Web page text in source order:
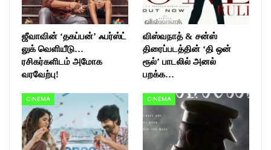
ஜீவாவின் ‘தகப்பன்’ ஃபர்ஸ்ட்
லுக் வெளியீடு…
ரசிகர்களிடம் அமோக
வரவேற்பு!
விஸ்வநாத் & சன்ஸ்
திரைப்படத்தின் ‘தி ஒன்
ரூல்’ பாடலில் அனல்
பறக்க…
CINEMA CINEMA